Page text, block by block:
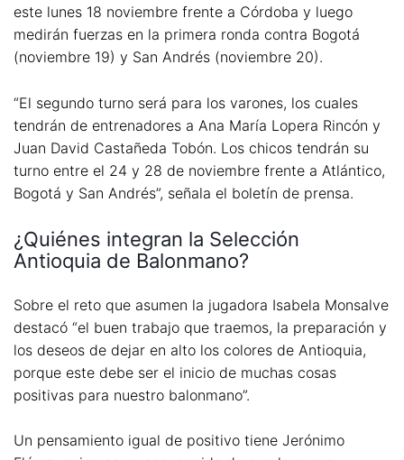
este lunes 18 noviembre frente a Córdoba y luego
medirán fuerzas en la primera ronda contra Bogotá
(noviembre 19) y San Andrés (noviembre 20).
“El segundo turno será para los varones, los cuales
tendrán de entrenadores a Ana María Lopera Rincón y
Juan David Castañeda Tobón. Los chicos tendrán su
turno entre el 24 y 28 de noviembre frente a Atlántico,
Bogotá y San Andrés”, señala el boletín de prensa.
¿Quiénes integran la Selección
Antioquia de Balonmano?
Sobre el reto que asumen la jugadora Isabela Monsalve
destacó “el buen trabajo que traemos, la preparación y
los deseos de dejar en alto los colores de Antioquia,
porque este debe ser el inicio de muchas cosas
positivas para nuestro balonmano”.
Un pensamiento igual de positivo tiene Jerónimo